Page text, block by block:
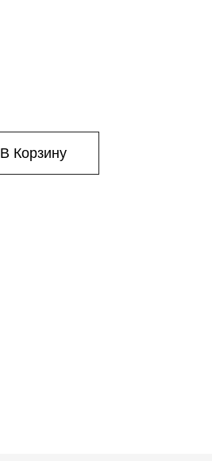
В Корзину